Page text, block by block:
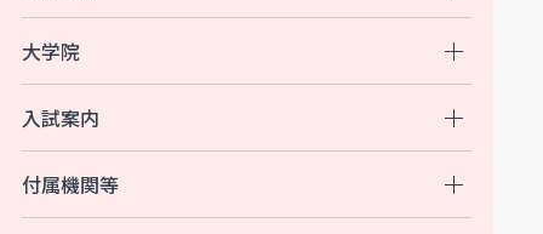
入試案内
付属機関等
大学院